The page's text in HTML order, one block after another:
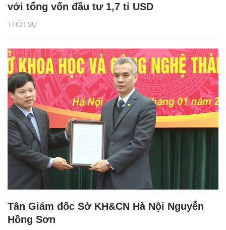
THỜI SỰ
với tổng vốn đầu tư 1,7 tỉ USD
Tân Giám đốc Sở KH&CN Hà Nội Nguyễn
Hồng Sơn